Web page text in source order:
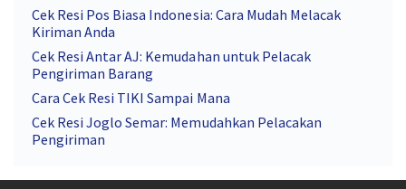
Cek Resi Pos Biasa Indonesia: Cara Mudah Melacak
Kiriman Anda
Cek Resi Antar AJ: Kemudahan untuk Pelacak
Pengiriman Barang
Cara Cek Resi TIKI Sampai Mana
Cek Resi Joglo Semar: Memudahkan Pelacakan
Pengiriman